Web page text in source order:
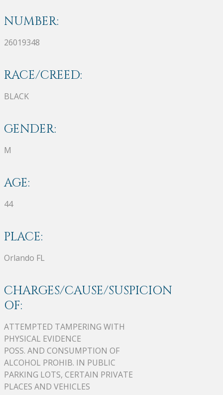
NUMBER:
26019348
RACE/CREED:
BLACK
GENDER:
M
AGE:
44
PLACE:
Orlando FL
CHARGES/CAUSE/SUSPICION
OF:
ATTEMPTED TAMPERING WITH
PHYSICAL EVIDENCE
POSS. AND CONSUMPTION OF
ALCOHOL PROHIB. IN PUBLIC
PARKING LOTS, CERTAIN PRIVATE
PLACES AND VEHICLES